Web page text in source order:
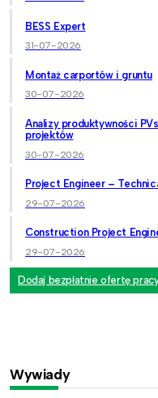
BESS Expert
31-07-2026
Montaż carportów i gruntu
30-07-2026
Analizy produktywności
projektów
30-07-2026
Project Engineer –
29-07-2026
Construction Project
29-07-2026
Dodaj bezpłatnie ofertę
Wywiady